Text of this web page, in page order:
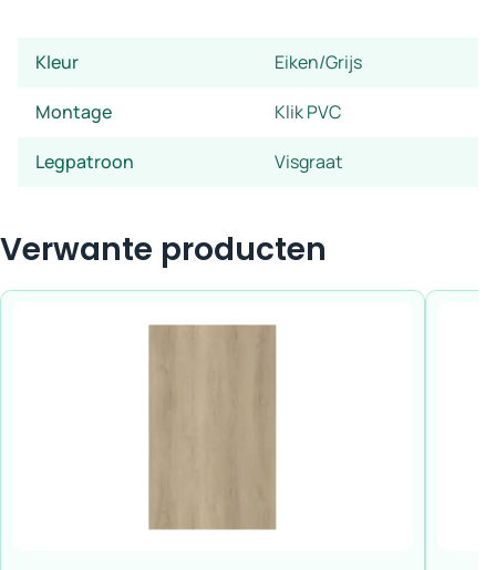
Kleur Eiken/Grijs
Montage Klik PVC
Legpatroon Visgraat
Verwante producten